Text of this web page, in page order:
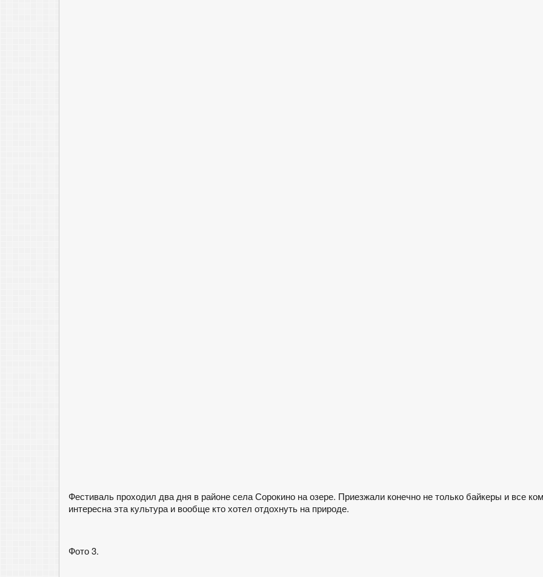
Фестиваль проходил два дня в районе села Сорокино на озере. Приезжали конечно не только байкеры и все
интересна эта культура и вообще кто хотел отдохнуть на природе.
Фото 3.